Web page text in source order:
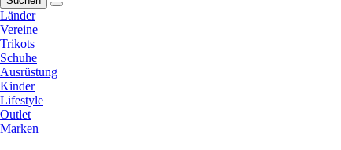
Länder
Vereine
Trikots
Schuhe
Ausrüstung
Kinder
Lifestyle
Outlet
Marken